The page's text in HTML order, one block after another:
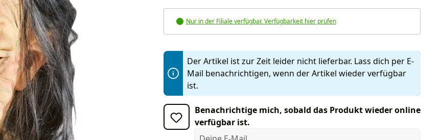
Nur in der Filiale verfügbar. Verfügbarkeit hier prüfen
Der Artikel ist zur Zeit leider nicht lieferbar. Lass dich per E-
Mail benachrichtigen, wenn der Artikel wieder verfügbar
ist.
Benachrichtige mich, sobald das Produkt wieder online
verfügbar ist.
Deine E-Mail